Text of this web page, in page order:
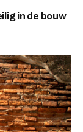
in de bouw